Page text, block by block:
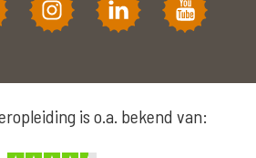
is o.a. bekend van: